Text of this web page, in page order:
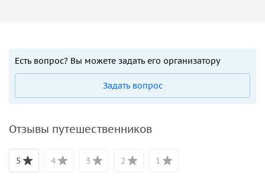
Есть вопрос? Вы можете задать его организатору
Задать вопрос
Отзывы путешественников
5 4 3 2 1